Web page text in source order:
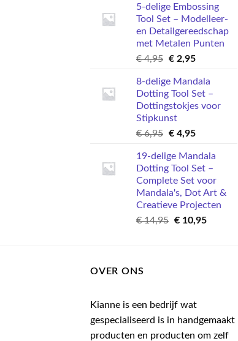
was:
€ 3,95.
is:
€ 1,49.
5-delige Embossing
Tool Set – Modelleer-
en Detailgereedschap
met Metalen Punten
€4,95 Oorspronkelijke
was:
€ 4,95.
€2,95Huidige
is:
€ 2,95.
8-delige Mandala
Dotting Tool Set –
Dottingstokjes voor
Stipkunst
€6,95 Oorspronkelijke
was:
€ 6,95.
€4,95Huidige
is:
€ 4,95.
19-delige Mandala
Dotting Tool Set –
Complete Set voor
Mandala's, Dot Art &
Creatieve Projecten
€14,95 Oorspronkelijke
€10,95Huidige
OVER ONS
Kianne is een bedrijf wat
gespecialiseerd is in handgemaakt
producten en producten om zelf